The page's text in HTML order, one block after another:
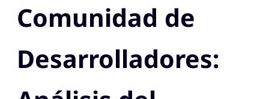
Comunidad de
Desarrolladores: